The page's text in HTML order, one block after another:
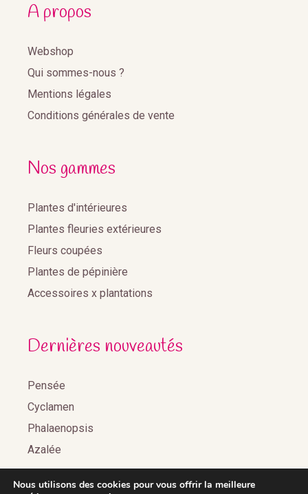
A propos
Webshop
Qui sommes-nous ?
Mentions légales
Conditions générales de vente
Nos gammes
Plantes d'intérieures
Plantes fleuries extérieures
Fleurs coupées
Plantes de pépinière
Accessoires x plantations
Dernières nouveautés
Pensée
Cyclamen
Phalaenopsis
Azalée
Nous utilisons des cookies pour vous offrir la meilleure